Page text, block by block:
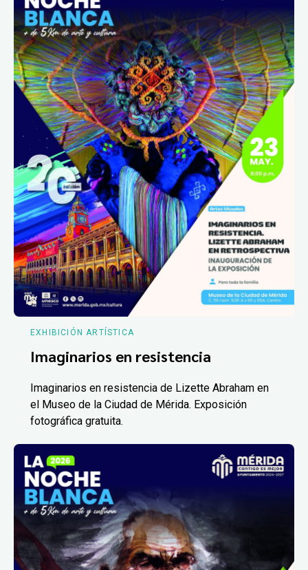
EXHIBICIÓN ARTÍSTICA
Imaginarios en resistencia
Imaginarios en resistencia de Lizette Abraham en
el Museo de la Ciudad de Mérida. Exposición
fotográfica gratuita.